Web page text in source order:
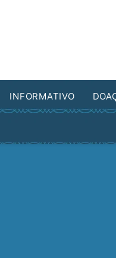
INFORMATIVO